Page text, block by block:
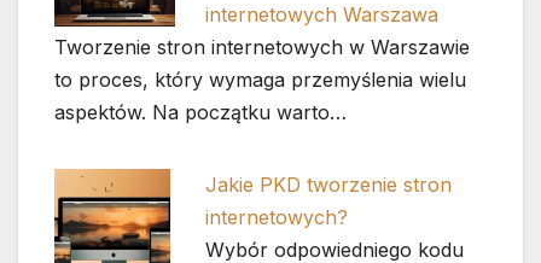
internetowych Warszawa
Tworzenie stron internetowych w Warszawie
to proces, który wymaga przemyślenia wielu
aspektów. Na początku warto…
Jakie PKD tworzenie stron
internetowych?
Wybór odpowiedniego kodu